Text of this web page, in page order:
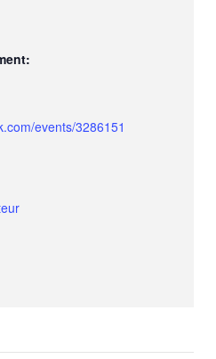
events/3286151